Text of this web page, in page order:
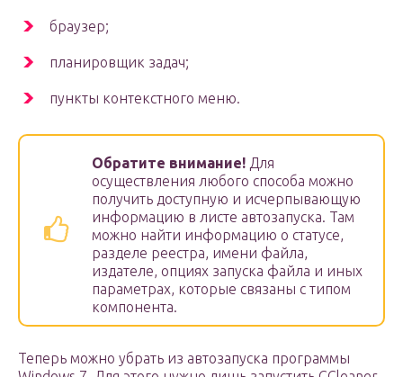
браузер;
планировщик задач;
пункты контекстного меню.
Обратите внимание! Для
осуществления любого способа можно
получить доступную и исчерпывающую
информацию в листе автозапуска. Там
можно найти информацию о статусе,
разделе реестра, имени файла,
издателе, опциях запуска файла и иных
параметрах, которые связаны с типом
компонента.
Теперь можно убрать из автозапуска программы